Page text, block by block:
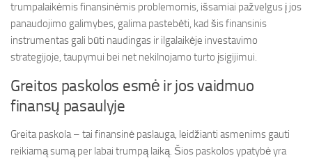
trumpalaikėmis finansinėmis problemomis, išsamiai pažvelgus į jos
panaudojimo galimybes, galima pastebėti, kad šis finansinis
instrumentas gali būti naudingas ir ilgalaikėje investavimo
strategijoje, taupymui bei net nekilnojamo turto įsigijimui.
Greitos paskolos esmė ir jos vaidmuo
finansų pasaulyje
Greita paskola – tai finansinė paslauga, leidžianti asmenims gauti
reikiamą sumą per labai trumpą laiką. Šios paskolos ypatybė yra